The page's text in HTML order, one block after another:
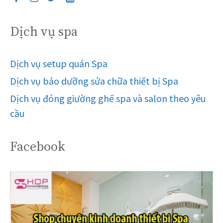
Dịch vụ spa
Dịch vụ setup quán Spa
Dịch vụ bảo dưỡng sửa chữa thiết bị Spa
Dịch vụ đóng giường ghế spa và salon theo yêu
cầu
Facebook